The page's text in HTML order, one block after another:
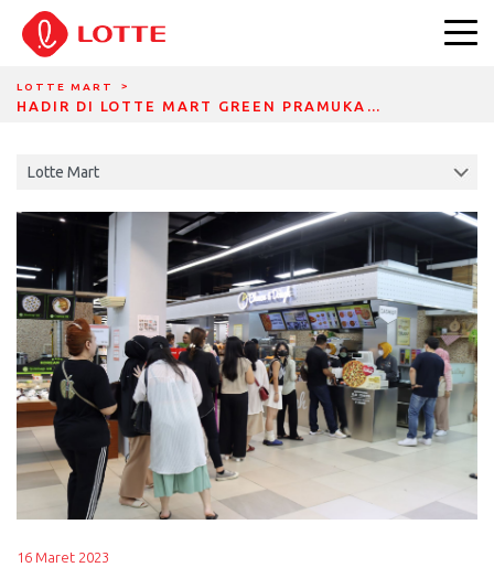
LOTTE MART
HADIR DI LOTTE MART GREEN PRAMUKA…
16 Maret 2023